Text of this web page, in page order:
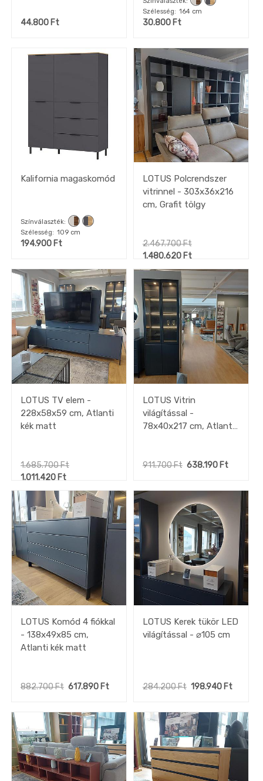
44.800 Ft
Szélesség
164 cm
30.800Ft
Kalifornia magaskomód
Színválaszték
Szélesség
109 cm
194.900Ft
LOTUS Polcrendszer
vitrinnel - 303x36x216
cm, Grafit tölgy
2.467.700Ft
1.480.620Ft
LOTUS TV elem -
228x58x59 cm, Atlanti
kék matt
1.685.700Ft
1.011.420 Ft
LOTUS Vitrin
világítással -
78x40x217 cm, Atlanti
911.700Ft 638.190Ft
LOTUS Komód 4 fiókkal
- 138x49x85 cm,
Atlanti kék matt
882.700Ft 617.890 Ft
LOTUS Kerek tükör LED
világítással - ⌀105 cm
284.200Ft 198.940Ft